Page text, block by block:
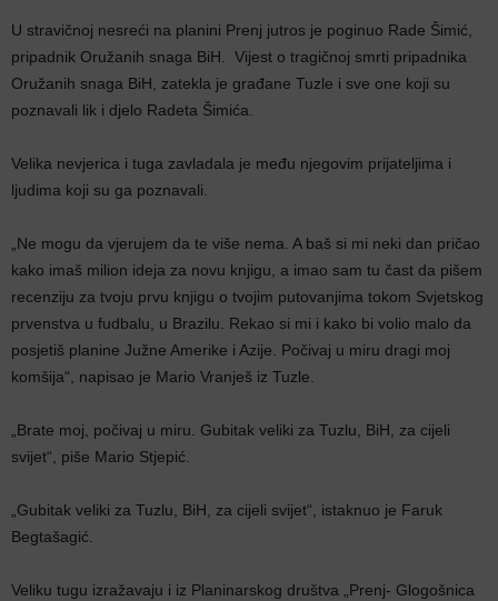
U stravičnoj nesreći na planini Prenj jutros je poginuo Rade Šimić,
pripadnik Oružanih snaga BiH. Vijest o tragičnoj smrti pripadnika
Oružanih snaga BiH, zatekla je građane Tuzle i sve one koji su
poznavali lik i djelo Radeta Šimića.
Velika nevjerica i tuga zavladala je među njegovim prijateljima i
ljudima koji su ga poznavali.
„Ne mogu da vjerujem da te više nema. A baš si mi neki dan pričao
kako imaš milion ideja za novu knjigu, a imao sam tu čast da pišem
recenziju za tvoju prvu knjigu o tvojim putovanjima tokom Svjetskog
prvenstva u fudbalu, u Brazilu. Rekao si mi i kako bi volio malo da
posjetiš planine Južne Amerike i Azije. Počivaj u miru dragi moj
komšija“, napisao je Mario Vranješ iz Tuzle.
„Brate moj, počivaj u miru. Gubitak veliki za Tuzlu, BiH, za cijeli
svijet“, piše Mario Stjepić.
„Gubitak veliki za Tuzlu, BiH, za cijeli svijet“, istaknuo je Faruk
Begtašagić.
Veliku tugu izražavaju i iz Planinarskog društva „Prenj- Glogošnica